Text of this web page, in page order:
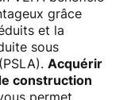
grâce
et la
sous
Acquérir
construction